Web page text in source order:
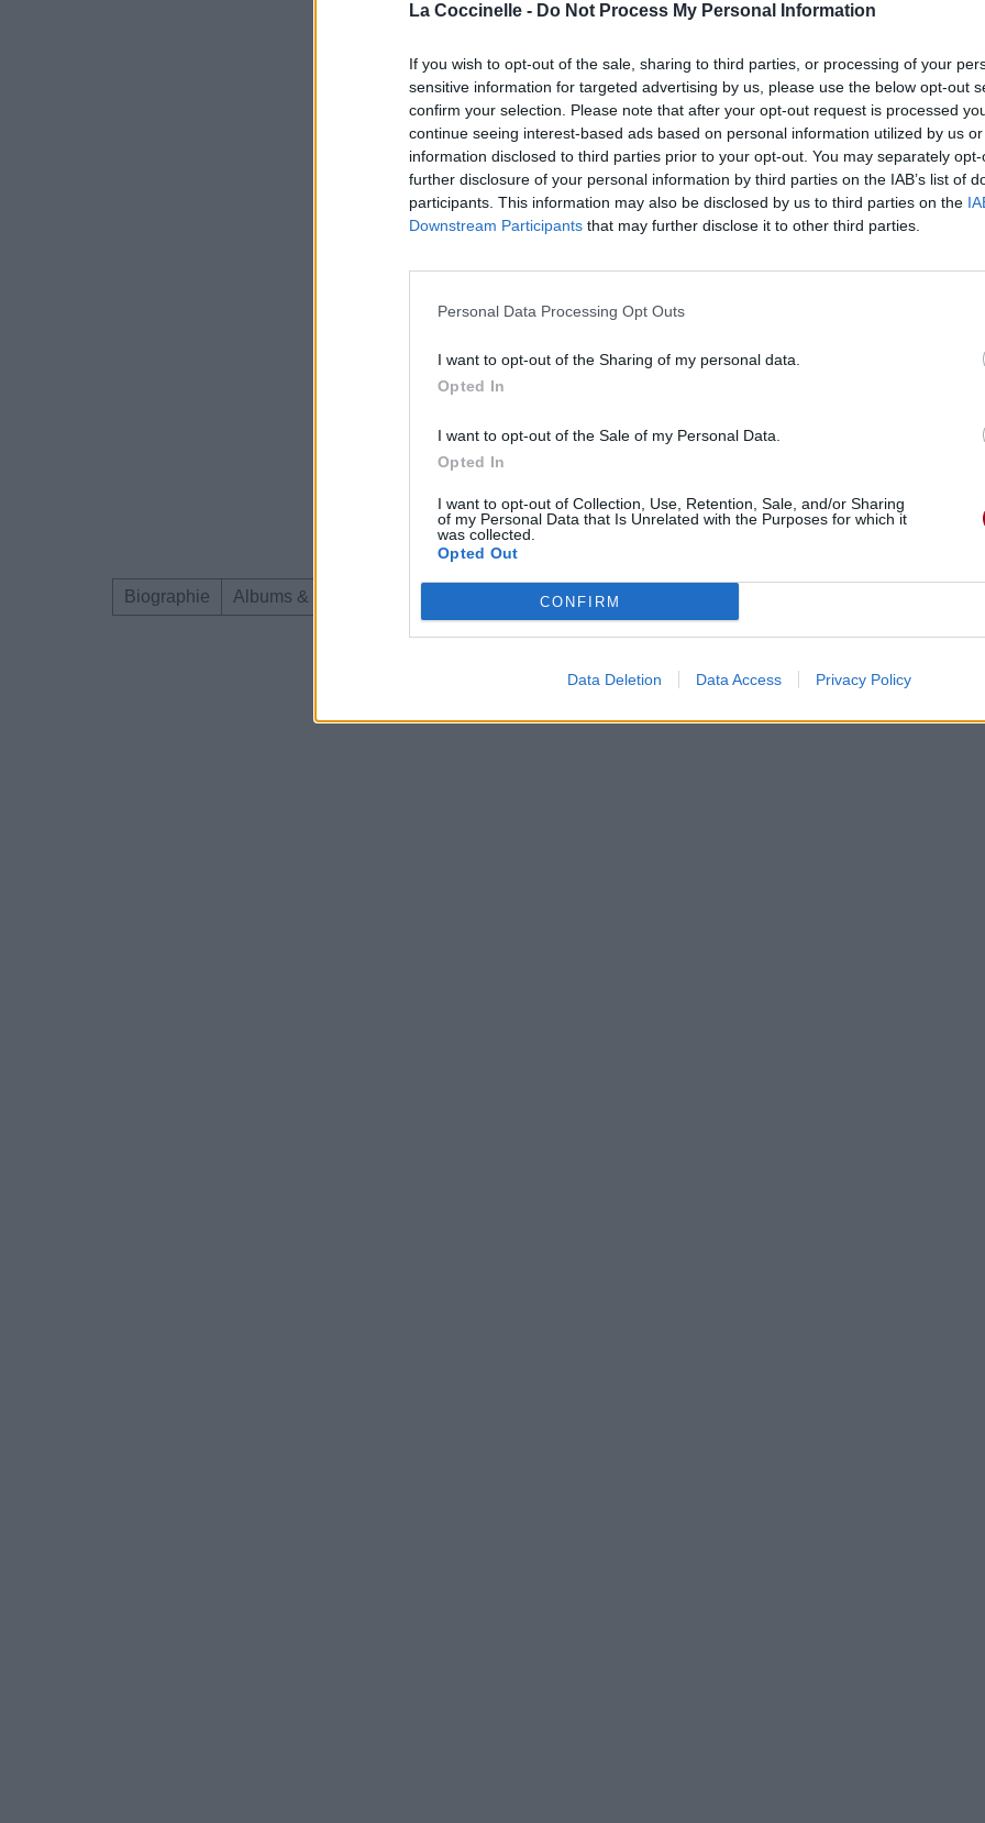
La Coccinelle - Do Not Process My Personal Information
If you wish to opt-out of the sale, sharing to third parties, or processing of your
sensitive information for targeted advertising by us, please use the below opt-out
confirm your selection. Please note that after your opt-out request is processed
continue seeing interest-based ads based on personal information utilized by us
information disclosed to third parties prior to your opt-out. You may separately
further disclosure of your personal information by third parties on the IAB’s list of
participants. This information may also be disclosed by us to third parties on the
Downstream Participants that may further disclose it to other third parties.
Personal Data Processing Opt Outs
I want to opt-out of the Sharing of my personal data.
Opted In
I want to opt-out of the Sale of my Personal Data.
Opted In
I want to opt-out of Collection, Use, Retention, Sale, and/or Sharing
of my Personal Data that Is Unrelated with the Purposes for which it
was collected.
Opted Out
CONFIRM
Data Deletion Data Access Privacy Policy
Biographie Albums & Chansons Téléchargements Photos